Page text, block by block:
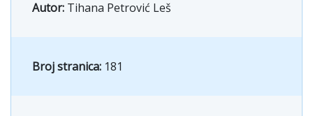
Autor: Tihana Petrović Leš
Broj stranica: 181